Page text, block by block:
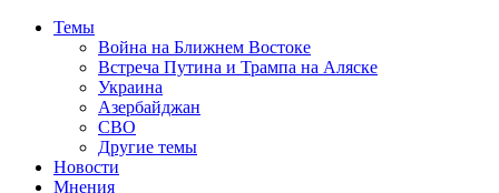
Темы
Война на Ближнем Востоке
Встреча Путина и Трампа на Аляске
Украина
Азербайджан
СВО
Другие темы
Новости
Мнения